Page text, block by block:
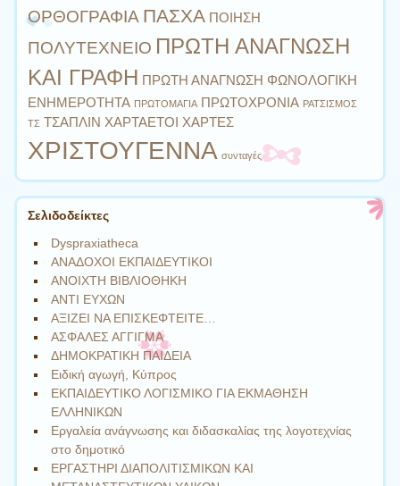
ΟΡΘΟΓΡΑΦΙΑ ΠΑΣΧΑ ΠΟΙΗΣΗ
ΠΟΛΥΤΕΧΝΕΙΟ ΠΡΩΤΗ ΑΝΑΓΝΩΣΗ
ΚΑΙ ΓΡΑΦΗ ΠΡΩΤΗ ΑΝΑΓΝΩΣΗ ΦΩΝΟΛΟΓΙΚΗ
ΕΝΗΜΕΡΟΤΗΤΑ ΠΡΩΤΟΜΑΓΙΑ ΠΡΩΤΟΧΡΟΝΙΑ ΡΑΤΣΙΣΜΟΣ
ΤΣ ΤΣΑΠΛΙΝ ΧΑΡΤΑΕΤΟΙ ΧΑΡΤΕΣ
ΧΡΙΣΤΟΥΓΕΝΝΑ συνταγές
Σελιδοδείκτες
Dyspraxiatheca
ΑΝΑΔΟΧΟΙ ΕΚΠΑΙΔΕΥΤΙΚΟΙ
ΑΝΟΙΧΤΗ ΒΙΒΛΙΟΘΗΚΗ
ΑΝΤΙ ΕΥΧΩΝ
ΑΞΙΖΕΙ ΝΑ ΕΠΙΣΚΕΦΤΕΙΤΕ…
ΑΣΦΑΛΕΣ ΑΓΓΙΓΜΑ
ΔΗΜΟΚΡΑΤΙΚΗ ΠΑΙΔΕΙΑ
Ειδική αγωγή, Κύπρος
ΕΚΠΑΙΔΕΥΤΙΚΟ ΛΟΓΙΣΜΙΚΟ ΓΙΑ ΕΚΜΑΘΗΣΗ
ΕΛΛΗΝΙΚΩΝ
Εργαλεία ανάγνωσης και διδασκαλίας της λογοτεχνίας
στο δημοτικό
ΕΡΓΑΣΤΗΡΙ ΔΙΑΠΟΛΙΤΙΣΜΙΚΩΝ ΚΑΙ